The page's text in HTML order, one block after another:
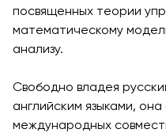
посвященных теории
математическому
анализу.
Свободно владея
английским языками,
международных